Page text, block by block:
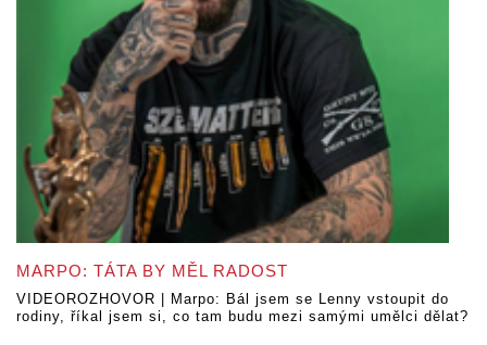
MARPO: TÁTA BY MĚL RADOST
VIDEOROZHOVOR | Marpo: Bál jsem se Lenny vstoupit do
rodiny, říkal jsem si, co tam budu mezi samými umělci dělat?